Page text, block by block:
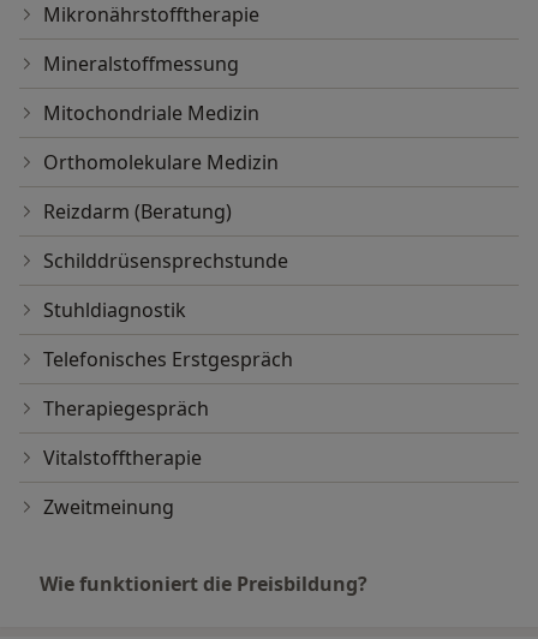
Mikronährstofftherapie
Mineralstoffmessung
Mitochondriale Medizin
Orthomolekulare Medizin
Reizdarm (Beratung)
Schilddrüsensprechstunde
Stuhldiagnostik
Telefonisches Erstgespräch
Therapiegespräch
Vitalstofftherapie
Zweitmeinung
Wie funktioniert die Preisbildung?